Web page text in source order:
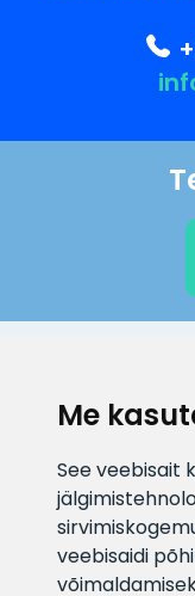
Me
See veebisait
veebisaidi
info@veefiltrid.ee
Vaata tööaegu
Reti tee 11, Peetri,